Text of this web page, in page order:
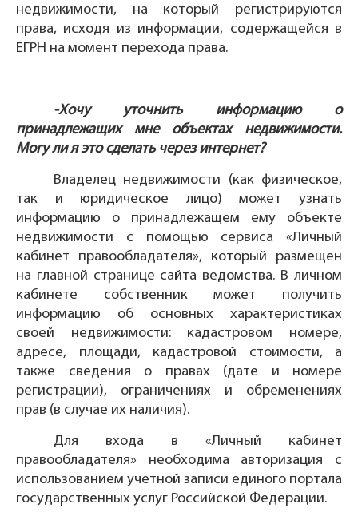
недвижимости, на который регистрируются
права, исходя из информации, содержащейся в
ЕГРН на момент перехода права.
-Хочу уточнить информацию о
принадлежащих мне объектах недвижимости.
Могу ли я это сделать через интернет?
Владелец недвижимости (как физическое,
так и юридическое лицо) может узнать
информацию о принадлежащем ему объекте
недвижимости с помощью сервиса «Личный
кабинет правообладателя», который размещен
на главной странице сайта ведомства. В личном
кабинете собственник может получить
информацию об основных характеристиках
своей недвижимости: кадастровом номере,
адресе, площади, кадастровой стоимости, а
также сведения о правах (дате и номере
регистрации), ограничениях и обременениях
прав (в случае их наличия).
Для входа в «Личный кабинет
правообладателя» необходима авторизация с
использованием учетной записи единого портала
государственных услуг Российской Федерации.